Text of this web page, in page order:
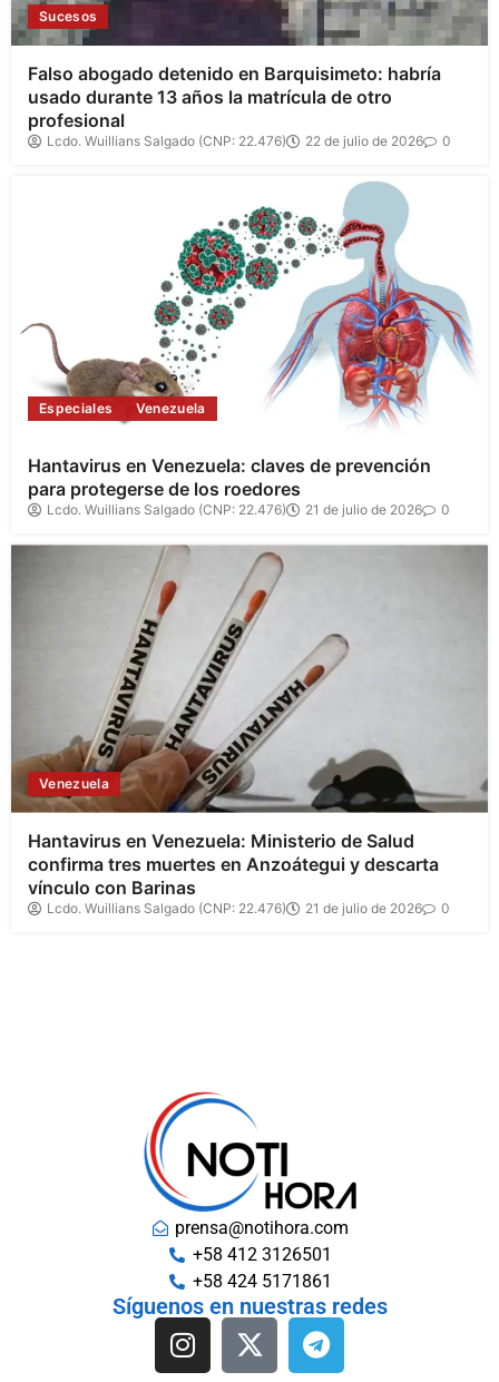
Sucesos
Falso abogado detenido en Barquisimeto: habría
usado durante 13 años la matrícula de otro
profesional
Lcdo. Wuillians Salgado (CNP: 22.476) 22 de julio de 2026 0
Especiales Venezuela
Hantavirus en Venezuela: claves de prevención
para protegerse de los roedores
Lcdo. Wuillians Salgado (CNP: 22.476) 21 de julio de 2026 0
Venezuela
Hantavirus en Venezuela: Ministerio de Salud
confirma tres muertes en Anzoátegui y descarta
vínculo con Barinas
Lcdo. Wuillians Salgado (CNP: 22.476) 21 de julio de 2026 0
prensa@notihora.com
+58 412 3126501
+58 424 5171861
Síguenos en nuestras redes